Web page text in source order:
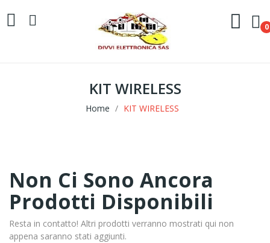
0
KIT WIRELESS
Home KIT WIRELESS
Non Ci Sono Ancora
Prodotti Disponibili
Resta in contatto! Altri prodotti verranno mostrati qui non
appena saranno stati aggiunti.